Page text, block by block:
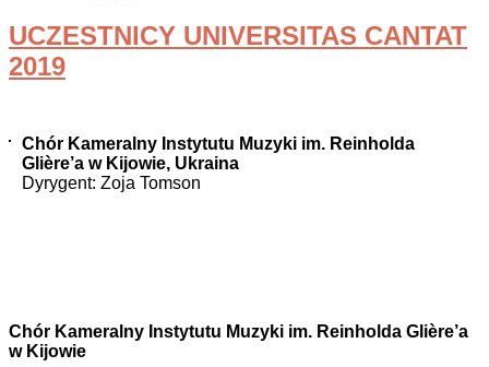
UCZESTNICY UNIVERSITAS CANTAT
2019
Chór Kameralny Instytutu Muzyki im. Reinholda
Gliѐre’a w Kijowie, Ukraina
Dyrygent: Zoja Tomson
Chór Kameralny Instytutu Muzyki im. Reinholda Gliѐre’a
w Kijowie